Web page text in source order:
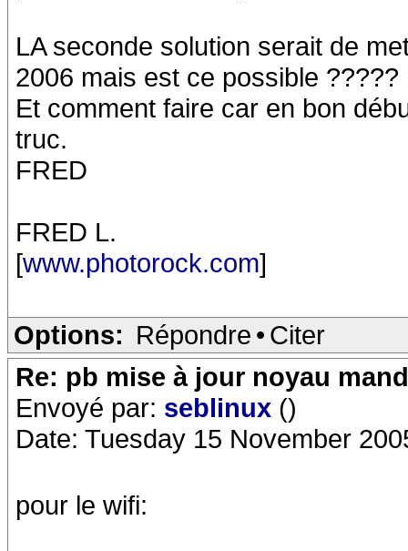
LA seconde solution serait de
2006 mais est ce possible ?????
Et comment faire car en bon
truc.
FRED
FRED L.
[www.photorock.com]
Options: Répondre • Citer
Re: pb mise à jour noyau
Envoyé par: seblinux ()
Date: Tuesday 15 November
pour le wifi: